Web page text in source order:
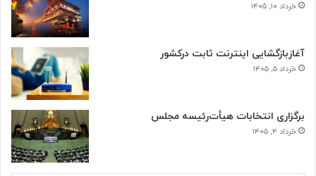
خرداد ۱۰, ۱۴۰۵
آغازبازگشایی اینترنت ثابت درکشور
خرداد ۵, ۱۴۰۵
برگزاری انتخابات هیأت‌رئیسه مجلس
خرداد ۴, ۱۴۰۵